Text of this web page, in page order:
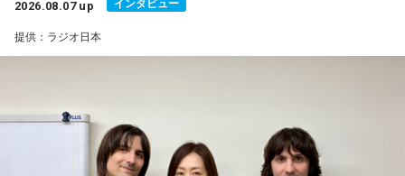
2026.08.07 up インタビュー
提供：ラジオ日本